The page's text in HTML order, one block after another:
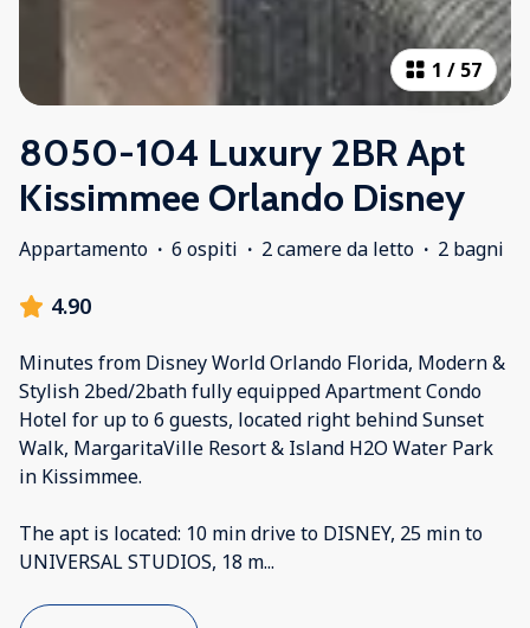
1 / 57
8050-104 Luxury 2BR Apt
Kissimmee Orlando Disney
Appartamento · 6 ospiti · 2 camere da letto · 2 bagni
4.90
Minutes from Disney World Orlando Florida, Modern &
Stylish 2bed/2bath fully equipped Apartment Condo
Hotel for up to 6 guests, located right behind Sunset
Walk, MargaritaVille Resort & Island H2O Water Park
in Kissimmee.
The apt is located: 10 min drive to DISNEY, 25 min to
UNIVERSAL STUDIOS, 18 m...